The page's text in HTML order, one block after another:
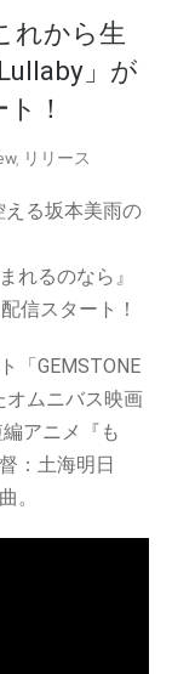
れから生
」が
！
, リリース
る坂本美雨の
れるのなら』
信スタート！
「GEMSTONE
オムニバス映画
編アニメ『も
：土海明日
。